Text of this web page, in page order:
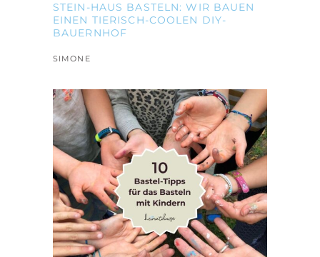
STEIN-HAUS BASTELN: WIR BAUEN
EINEN TIERISCH-COOLEN DIY-
BAUERNHOF
SIMONE